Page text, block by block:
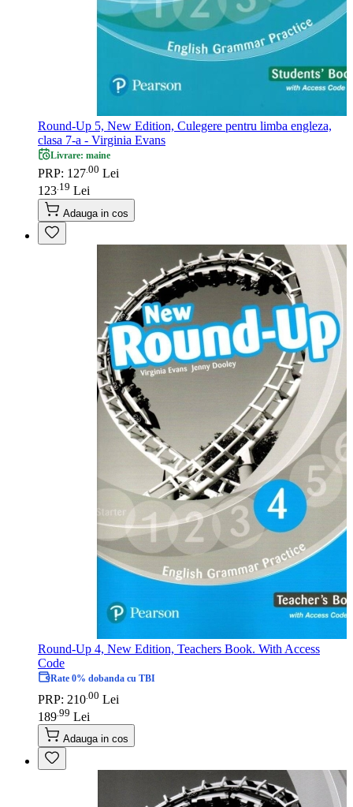
Round-Up 5, New Edition, Culegere pentru limba engleza,
clasa 7-a - Virginia Evans
Livrare: maine
PRP: 127 00 Lei
123.19 Lei
Adauga in cos
Round-Up 4, New Edition, Teachers Book. With Access
Code
Rate 0% dobanda cu TBI
PRP: 210 00 Lei
189 99 Lei
Adauga in cos